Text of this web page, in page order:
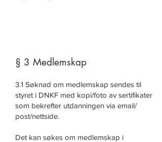
§ 3 Medlemskap
3.1 Søknad om medlemskap sendes til
styret i DNKF med kopi/foto av sertifikater
som bekrefter utdanningen via email/
post/nettside.
Det kan søkes om medlemskap i